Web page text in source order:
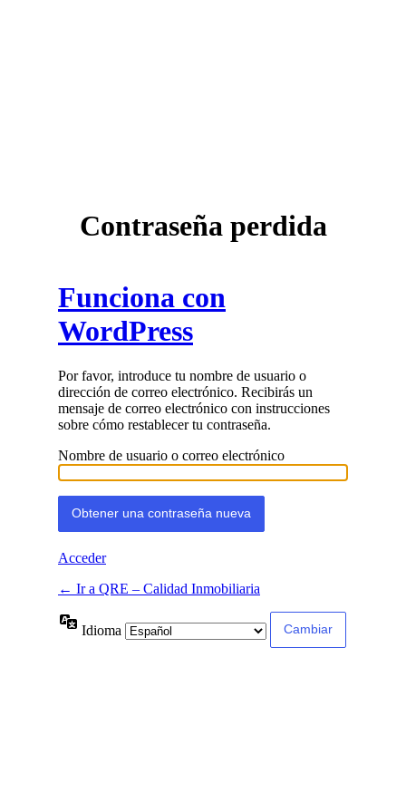
Contraseña perdida
Funciona con
WordPress
Por favor, introduce tu nombre de usuario o
dirección de correo electrónico. Recibirás un
mensaje de correo electrónico con instrucciones
sobre cómo restablecer tu contraseña.
Nombre de usuario o correo electrónico
Acceder
← Ir a QRE – Calidad Inmobiliaria
Idioma